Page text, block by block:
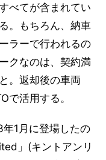
べてが含まれてい
。もちろん、納車
ラーで行われるの
クなのは、契約満
。返却後の車両
で活用する。
1月に登場したの
」(キントアンリ